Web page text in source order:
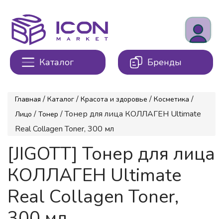
Каталог Бренды
Главная / Каталог / Красота и здоровье / Косметика /
Лицо / Тонер / Тонер для лица КОЛЛАГЕН Ultimate
Real Collagen Toner, 300 мл
[JIGOTT] Тонер для лица
КОЛЛАГЕН Ultimate
Real Collagen Toner,